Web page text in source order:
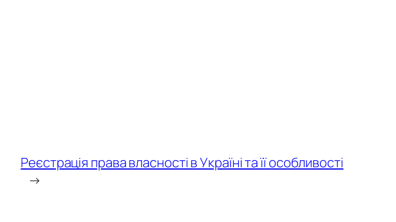
Реєстрація права власності в Україні та її особливості
→